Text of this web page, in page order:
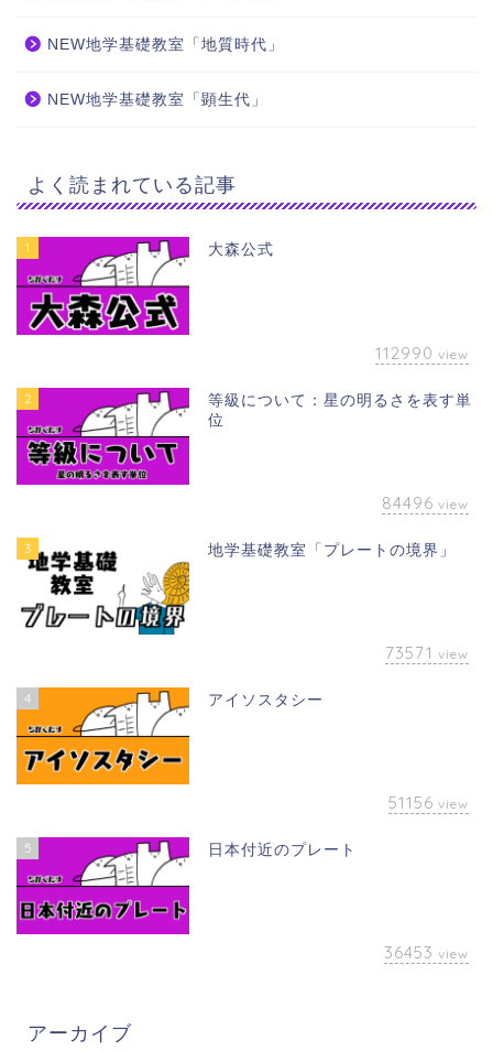
NEW地学基礎教室「地質時代」
NEW地学基礎教室「顕生代」
よく読まれている記事
1 大森公式
112990 view
2
等級について：星の明るさを表す単
位
84496 view
3 地学基礎教室「プレートの境界」
73571 view
4 アイソスタシー
51156 view
5 日本付近のプレート
36453 view
アーカイブ